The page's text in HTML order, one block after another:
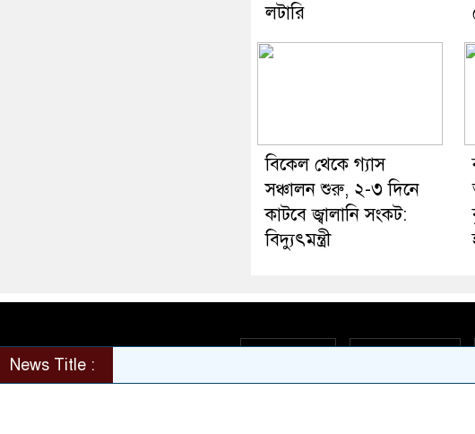
লটারি
বিকেল থেকে গ্যাস
সঞ্চালন শুরু, ২-৩ দিনে
কাটবে জ্বালানি সংকট:
বিদ্যুৎমন্ত্রী
News Title :